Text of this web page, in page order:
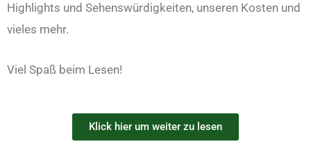
Highlights und Sehenswürdigkeiten, unseren Kosten und
vieles mehr.
Viel Spaß beim Lesen!
Klick hier um weiter zu lesen